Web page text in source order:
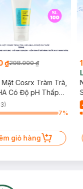
₫298.000 ₫
Cosrx Tràm Trà,
Có Độ pH Thấp
7%
giỏ hàng